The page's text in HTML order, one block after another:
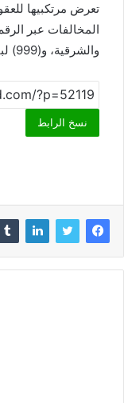
تعرض مرتكبيها
والشرقية، و(999) لبقية مناطق المملكة.
نسخ الرابط